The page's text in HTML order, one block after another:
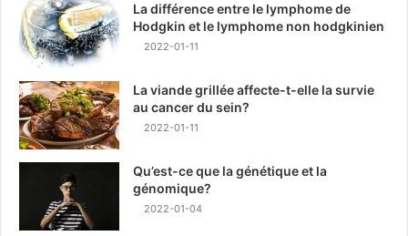
La différence entre le lymphome de
Hodgkin et le lymphome non hodgkinien
2022-01-11
La viande grillée affecte-t-elle la survie
au cancer du sein?
2022-01-11
Qu’est-ce que la génétique et la
génomique?
2022-01-04